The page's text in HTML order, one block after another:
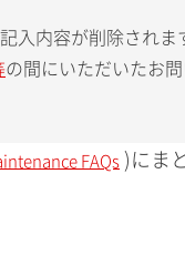
入内容が削除されま
の間にいただいたお
FAQs )にま